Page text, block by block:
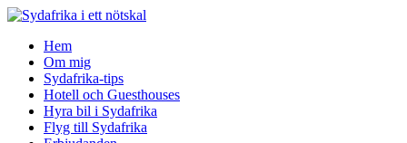
↓
Main
Content
Hem
Om mig
Sydafrika-tips
Hotell och Guesthouses
Hyra bil i Sydafrika
Flyg till Sydafrika